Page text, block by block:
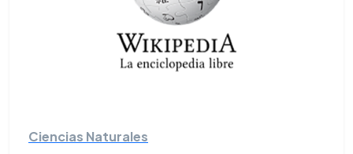
Ciencias Naturales